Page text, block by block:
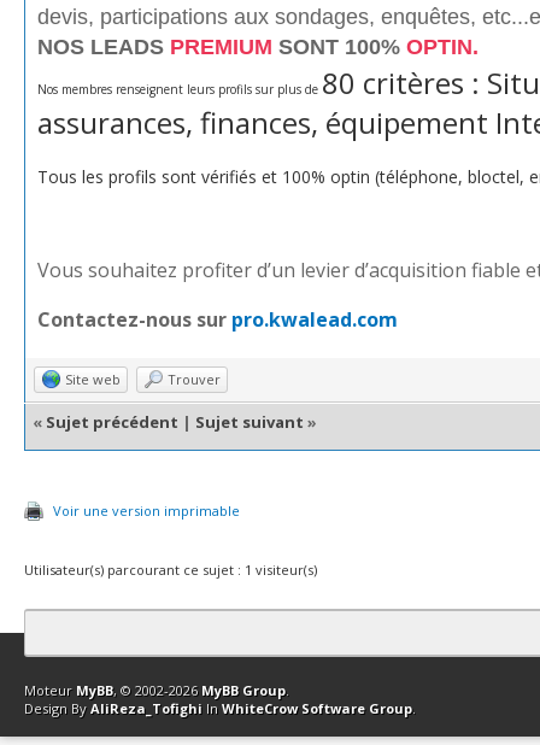
devis, participations aux sondages, enquêtes,
NOS LEADS PREMIUM SONT 100% OPTIN.
Nos membres renseignent leurs profils sur plus de 80 critères :
assurances, finances, équipement
Tous les profils sont vérifiés et 100% optin (téléphone, bloctel,
Vous souhaitez profiter d’un levier d’acquisition
Contactez-nous sur pro.kwalead.com
Site web Trouver
« Sujet précédent | Sujet suivant »
Voir une version imprimable
Utilisateur(s) parcourant ce sujet : 1 visiteur(s)
Contact Club Affiliation Retourner en haut Version bas-débit
Moteur MyBB, © 2002-2026 MyBB Group.
Design By AliReza_Tofighi In WhiteCrow Software Group.